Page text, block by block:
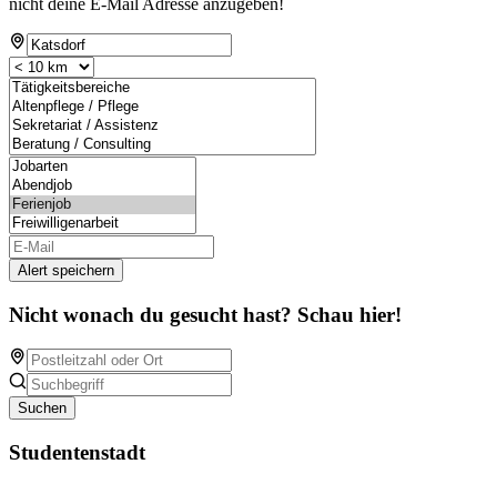
Alert speichern
Nicht wonach du gesucht hast? Schau hier!
Suchen
Studentenstadt